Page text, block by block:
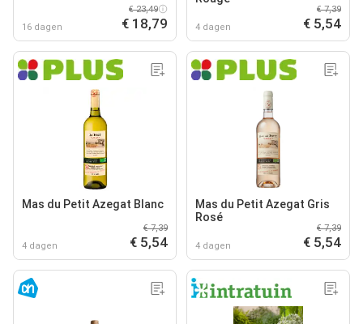
16 dagen
€ 23,49
€ 18,79 4 dagen
€ 7,39
€ 5,54
Mas du Petit Azegat Blanc
4 dagen
€ 7,39
€ 5,54
Mas du Petit Azegat Gris
Rosé
4 dagen
€ 7,39
€ 5,54